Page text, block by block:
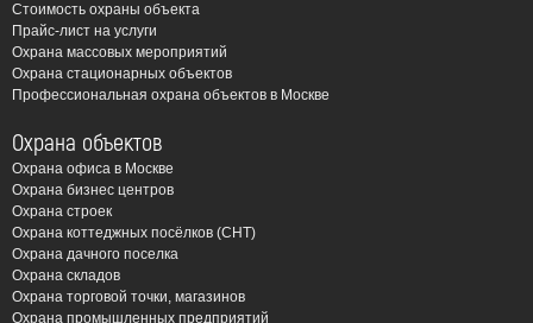
Почему видеонаблюдение
необходимо в
Солнечногорске?
Солнечногорск, динамично развивающийся город
Подмосковья, сочетает в себе преимущества загородной
жизни и близость к мегаполису. Его экономический рост,
развитая инфраструктура и туристическая
привлекательность, к сожалению, привлекают не только
добропорядочных граждан, но и злоумышленников.
Стоимость охраны объекта
Прайс-лист на услуги
Охрана массовых мероприятий
Охрана стационарных объектов
Профессиональная охрана объектов в Москве
Охрана объектов
Охрана офиса в Москве
Охрана бизнес центров
Охрана строек
Охрана коттеджных посёлков (СНТ)
Охрана дачного поселка
Охрана складов
Охрана торговой точки, магазинов
Охрана промышленных предприятий